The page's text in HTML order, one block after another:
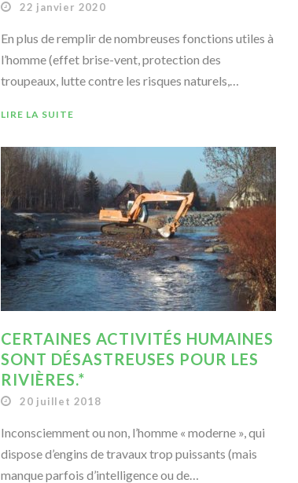
22 janvier 2020
En plus de remplir de nombreuses fonctions utiles à
l’homme (effet brise-vent, protection des
troupeaux, lutte contre les risques naturels,…
LIRE LA SUITE
CERTAINES ACTIVITÉS HUMAINES
SONT DÉSASTREUSES POUR LES
RIVIÈRES.*
20 juillet 2018
Inconsciemment ou non, l’homme « moderne », qui
dispose d’engins de travaux trop puissants (mais
manque parfois d’intelligence ou de…